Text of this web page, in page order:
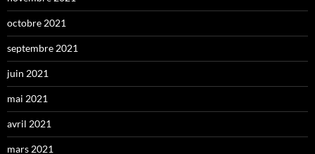
octobre 2021
septembre 2021
juin 2021
mai 2021
avril 2021
mars 2021